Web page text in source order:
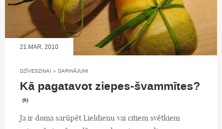
21.MAR, 2010
DZĪVESZIŅAI » DARINĀJUMI
Kā pagatavot ziepes-švammītes?
(9)
Ja ir doma sarūpēt Lieldienu vai citiem svētkiem